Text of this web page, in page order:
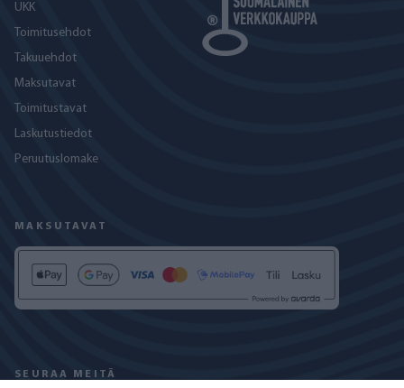
UKK
Toimitusehdot
Takuuehdot
Maksutavat
Toimitustavat
Laskutustiedot
Peruutuslomake
MAKSUTAVAT
SEURAA MEITÄ